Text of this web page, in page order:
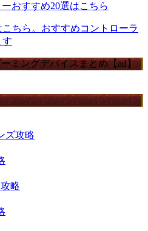
おすすめ20選はこちら
ちら。おすすめコントローラ
す
ミングデバイスまとめ【ad】
ズ攻略
略